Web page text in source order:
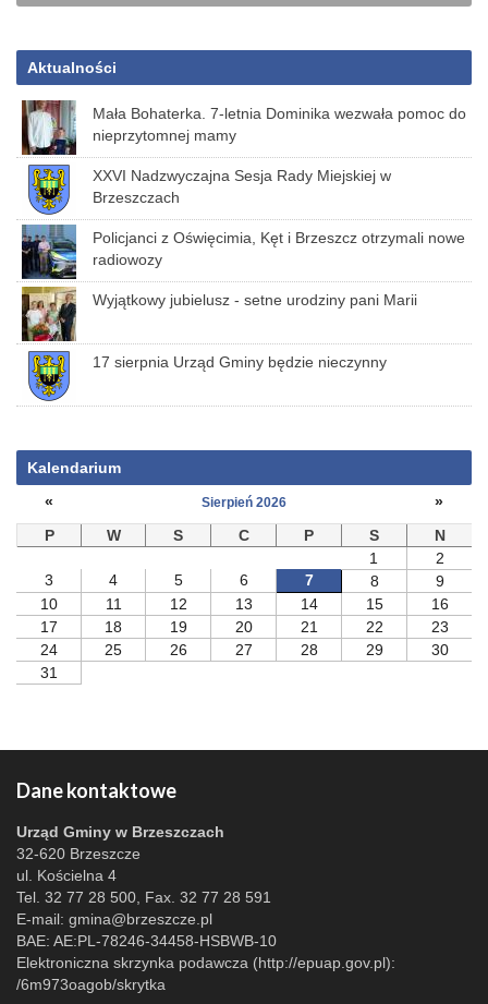
Aktualności
Mała Bohaterka. 7-letnia Dominika wezwała pomoc do
nieprzytomnej mamy
XXVI Nadzwyczajna Sesja Rady Miejskiej w
Brzeszczach
Policjanci z Oświęcimia, Kęt i Brzeszcz otrzymali nowe
radiowozy
Wyjątkowy jubielusz - setne urodziny pani Marii
17 sierpnia Urząd Gminy będzie nieczynny
Kalendarium
«
Sierpień 2026
»
P
W S C P S
N
1
2
3
4 5 6 7 8
9
10
11 12 13 14 15
16
17
18 19 20 21 22
23
24
25 26 27 28 29
30
31
Dane kontaktowe
Urząd Gminy w Brzeszczach
32-620 Brzeszcze
ul. Kościelna 4
Tel. 32 77 28 500, Fax. 32 77 28 591
E-mail: gmina@brzeszcze.pl
BAE: AE:PL-78246-34458-HSBWB-10
Elektroniczna skrzynka podawcza (http://epuap.gov.pl):
/6m973oagob/skrytka